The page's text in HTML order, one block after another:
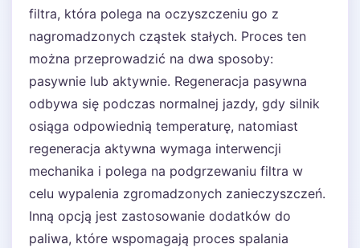
filtra, która polega na oczyszczeniu go z
nagromadzonych cząstek stałych. Proces ten
można przeprowadzić na dwa sposoby:
pasywnie lub aktywnie. Regeneracja pasywna
odbywa się podczas normalnej jazdy, gdy silnik
osiąga odpowiednią temperaturę, natomiast
regeneracja aktywna wymaga interwencji
mechanika i polega na podgrzewaniu filtra w
celu wypalenia zgromadzonych zanieczyszczeń.
Inną opcją jest zastosowanie dodatków do
paliwa, które wspomagają proces spalania